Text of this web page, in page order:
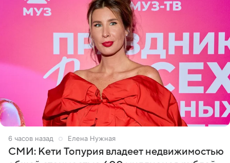
6 часов назад Елена Нужная
СМИ: Кети Топурия владеет недвижимостью